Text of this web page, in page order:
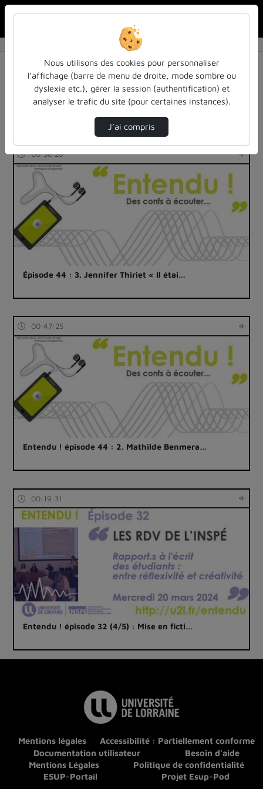
Résultats de la recherche
Filtres actifs (cliquer pour en retirer) :
Français
education autres master-meef
00:38:28
Épisode 44 : 3. Jennifer Thiriet « Il étai…
00:47:25
Entendu ! épisode 44 : 2. Mathilde Benmera…
00:19:31
Entendu ! épisode 32 (4/5) : Mise en ficti…
Mentions légales
Accessibilité : Partiellement conforme
Documentation utilisateur
Besoin d'aide
Mentions Légales
Politique de confidentialité
ESUP-Portail
Projet Esup-Pod
Nous utilisons des cookies pour personnaliser
l’affichage (barre de menu de droite, mode sombre ou
dyslexie etc.), gérer la session (authentification) et
analyser le trafic du site (pour certaines instances).
J’ai compris